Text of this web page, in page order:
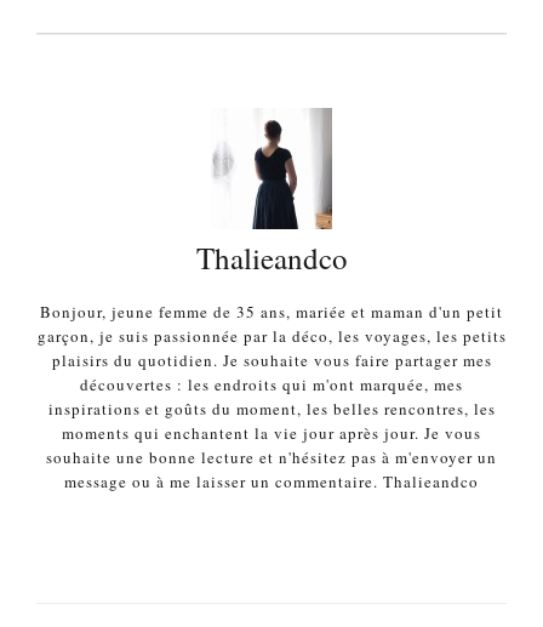
Thalieandco
Bonjour, jeune femme de 35 ans, mariée et maman d'un petit
garçon, je suis passionnée par la déco, les voyages, les petits
plaisirs du quotidien. Je souhaite vous faire partager mes
découvertes : les endroits qui m'ont marquée, mes
inspirations et goûts du moment, les belles rencontres, les
moments qui enchantent la vie jour après jour. Je vous
souhaite une bonne lecture et n'hésitez pas à m'envoyer un
message ou à me laisser un commentaire. Thalieandco